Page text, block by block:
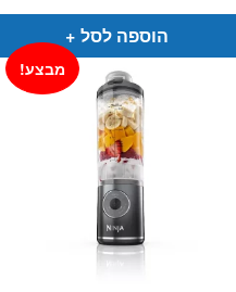
הוספה לסל
מבצע!